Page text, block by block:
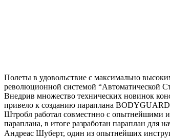
Полеты в удовольствие с максимально
революционной системой “Автоматической
Внедрив множество технических новинок
привело к созданию параплана
Штробл работал совместнно с опытнейшими
параплана, в итоге разработан параплан для
Андреас Шуберт, один из опытнейших